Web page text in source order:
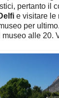
pertanto il
e visitare le
per
alle 20.